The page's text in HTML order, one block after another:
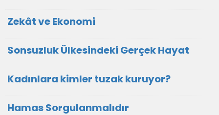
Zekât ve Ekonomi
Sonsuzluk Ülkesindeki Gerçek Hayat
Kadınlara kimler tuzak kuruyor?
Hamas Sorgulanmalıdır